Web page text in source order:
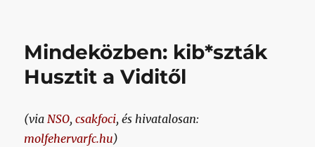
rövid
tündöklése
és
bukása
Mindeközben: kib*szták
Husztit a Viditől
(viaNSO,csakfoci, és hivatalosan:
molfehervarfc.hu)